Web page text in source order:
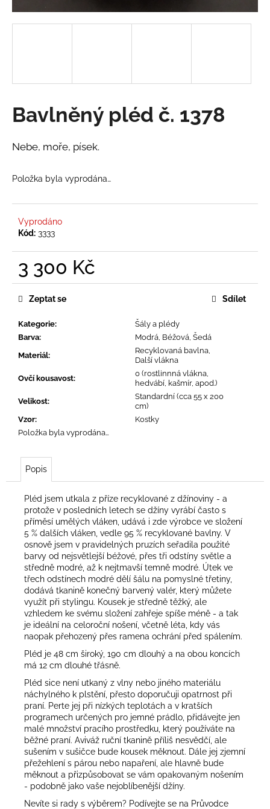
Bavlněný pléd č. 1378
Nebe, moře, písek.
Položka byla vyprodána…
Vyprodáno
Kód: 3333
3 300 Kč
Měrná
cena:
Kategorie:
Šály a plédy
Barva:
Modrá, Béžová, Šedá
Materiál:
Recyklovaná bavlna,
Další vlákna
Ovčí kousavost:
0 (rostlinnná vlákna,
hedvábí, kašmír, apod.)
Velikost:
Standardní (cca 55 x 200
cm)
Vzor:
Kostky
Položka byla vyprodána…
Zeptat se Sdílet
Popis
Pléd jsem utkala z příze recyklované z džínoviny - a
protože v posledních letech se džíny vyrábí často s
příměsí umělých vláken, udává i zde výrobce ve složení
5 % dalších vláken, vedle 95 % recyklované bavlny. V
osnově jsem v pravidelných pruzích seřadila použité
barvy od nejsvětlejší béžové, přes tři odstíny světle a
středně modré, až k nejtmavší temně modré. Útek ve
třech odstínech modré dělí šálu na pomyslné třetiny,
dodává tkanině konečný barvený valér, který můžete
využít při stylingu. Kousek je středně těžký, ale
vzhledem ke svému složení zahřeje spíše méně - a tak
je ideální na celoroční nošení, včetně léta, kdy vás
naopak přehozený přes ramena ochrání před spálením.
Pléd je 48 cm široký, 190 cm dlouhý a na obou koncích
má 12 cm dlouhé třásně.
Pléd sice není utkaný z vlny nebo jiného materiálu
náchylného k plstění, přesto doporučuji opatrnost při
praní. Perte jej při nízkých teplotách a v kratších
programech určených pro jemné prádlo, přidávejte jen
malé množství pracího prostředku, který používáte na
běžné praní. Aviváž ruční tkanině příliš nesvědčí, ale
sušením v sušičce bude kousek měknout. Dále jej zjemní
přežehlení s párou nebo napaření, ale hlavně bude
měknout a přizpůsobovat se vám opakovaným nošením
- podobně jako vaše nejoblíbenější džíny.
Nevíte si rady s výběrem? Podívejte se na Průvodce
a
o
p
o
u
m
e